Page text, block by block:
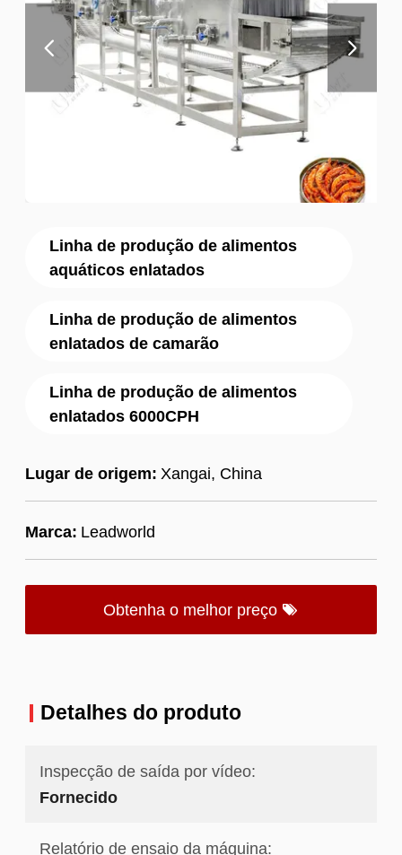
Linha de produção de alimentos
aquáticos enlatados
Linha de produção de alimentos
enlatados de camarão
Linha de produção de alimentos
enlatados 6000CPH
Lugar de origem: Xangai, China
Marca: Leadworld
Obtenha o melhor preço
Detalhes do produto
Inspecção de saída por vídeo:
Fornecido
Relatório de ensaio da máquina: